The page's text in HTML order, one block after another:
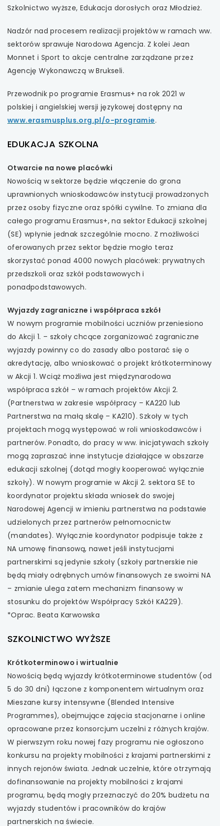
uwaga, link otwiera się w nowej karcie
uwaga, link otwiera się w nowej karcie
uwaga, link otwiera się w nowej karcie
Szkolnictwo wyższe, Edukacja dorosłych oraz Młodzież.
Nadzór nad procesem realizacji projektów w ramach ww.
sektorów sprawuje Narodowa Agencja. Z kolei Jean
Monnet i Sport to akcje centralne zarządzane przez
Agencję Wykonawczą w Brukseli.
Przewodnik po programie Erasmus+ na rok 2021 w
polskiej i angielskiej wersji językowej dostępny na
www.erasmusplus.org.pl/o-programie.
EDUKACJA SZKOLNA
Otwarcie na nowe placówki
Nowością w sektorze będzie włączenie do grona
uprawnionych wnioskodawców instytucji prowadzonych
przez osoby fizyczne oraz spółki cywilne. To zmiana dla
całego programu Erasmus+, na sektor Edukacji szkolnej
(SE) wpłynie jednak szczególnie mocno. Z możliwości
oferowanych przez sektor będzie mogło teraz
skorzystać ponad 4000 nowych placówek: prywatnych
przedszkoli oraz szkół podstawowych i
ponadpodstawowych.
Wyjazdy zagraniczne i współpraca szkół
W nowym programie mobilności uczniów przeniesiono
do Akcji 1. – szkoły chcące zorganizować zagraniczne
wyjazdy powinny co do zasady albo postarać się o
akredytację, albo wnioskować o projekt krótkoterminowy
w Akcji 1. Wciąż możliwa jest międzynarodowa
współpraca szkół – w ramach projektów Akcji 2.
(Partnerstwa w zakresie współpracy – KA220 lub
Partnerstwa na małą skalę – KA210). Szkoły w tych
projektach mogą występować w roli wnioskodawców i
partnerów. Ponadto, do pracy w ww. inicjatywach szkoły
mogą zapraszać inne instytucje działające w obszarze
edukacji szkolnej (dotąd mogły kooperować wyłącznie
szkoły). W nowym programie w Akcji 2. sektora SE to
koordynator projektu składa wniosek do swojej
Narodowej Agencji w imieniu partnerstwa na podstawie
udzielonych przez partnerów pełnomocnictw
(mandates). Wyłącznie koordynator podpisuje także z
NA umowę finansową, nawet jeśli instytucjami
partnerskimi są jedynie szkoły (szkoły partnerskie nie
będą miały odrębnych umów finansowych ze swoimi NA
– zmianie ulega zatem mechanizm finansowy w
stosunku do projektów Współpracy Szkół KA229).
*Oprac. Beata Karwowska
SZKOLNICTWO WYŻSZE
Krótkoterminowo i wirtualnie
Nowością będą wyjazdy krótkoterminowe studentów (od
5 do 30 dni) łączone z komponentem wirtualnym oraz
Mieszane kursy intensywne (Blended Intensive
Programmes), obejmujące zajęcia stacjonarne i online
opracowane przez konsorcjum uczelni z różnych krajów.
W pierwszym roku nowej fazy programu nie ogłoszono
konkursu na projekty mobilności z krajami partnerskimi z
innych rejonów świata. Jednak uczelnie, które otrzymają
dofinansowanie na projekty mobilności z krajami
programu, będą mogły przeznaczyć do 20% budżetu na
wyjazdy studentów i pracowników do krajów
partnerskich na świecie.